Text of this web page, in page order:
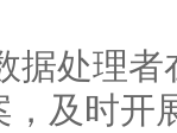
据处理
及时开